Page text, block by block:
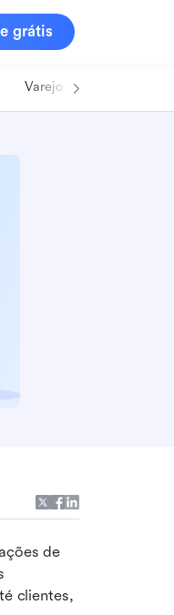
grátis
Varejo
de
clientes,